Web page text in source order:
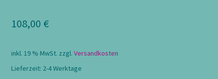
108,00 €
inkl. 19 % MwSt. zzgl. Versandkosten
Lieferzeit: 2-4 Werktage